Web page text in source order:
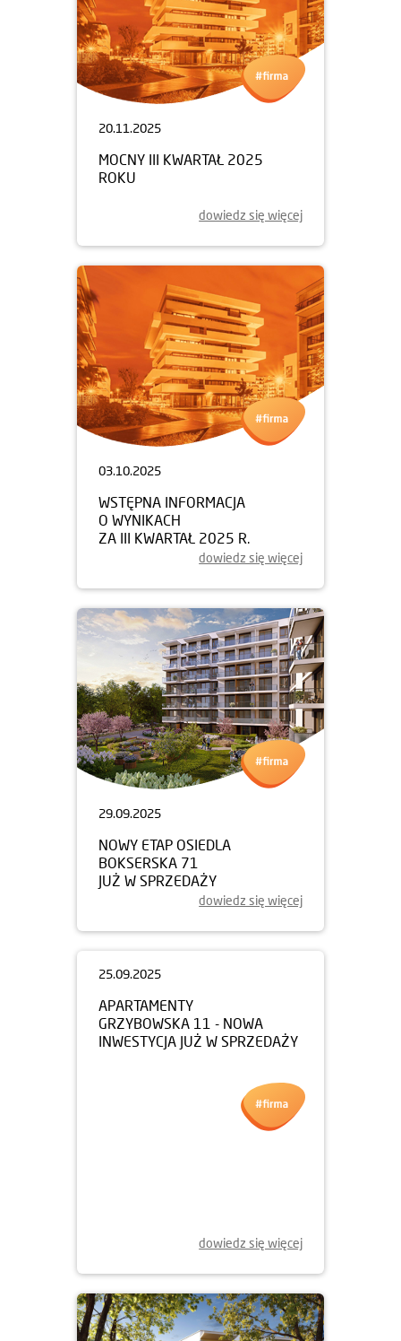
20.11.2025
MOCNY III KWARTAŁ 2025
ROKU
dowiedz się więcej
03.10.2025
WSTĘPNA INFORMACJA
O WYNIKACH
ZA III KWARTAŁ 2025 R.
dowiedz się więcej
29.09.2025
NOWY ETAP OSIEDLA
BOKSERSKA 71
JUŻ W SPRZEDAŻY
dowiedz się więcej
dowiedz się więcej